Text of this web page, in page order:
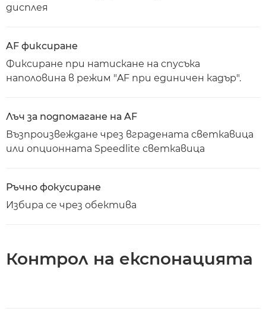
дисплея
AF фиксиране
Фиксиране при натискане на спусъка
наполовина в режим "AF при единичен кадър".
Лъч за подпомагане на AF
Възпроизвеждане чрез вградената светкавица
или опционната Speedlite светкавица
Ръчно фокусиране
Избира се чрез обектива
Контрол на експонацията